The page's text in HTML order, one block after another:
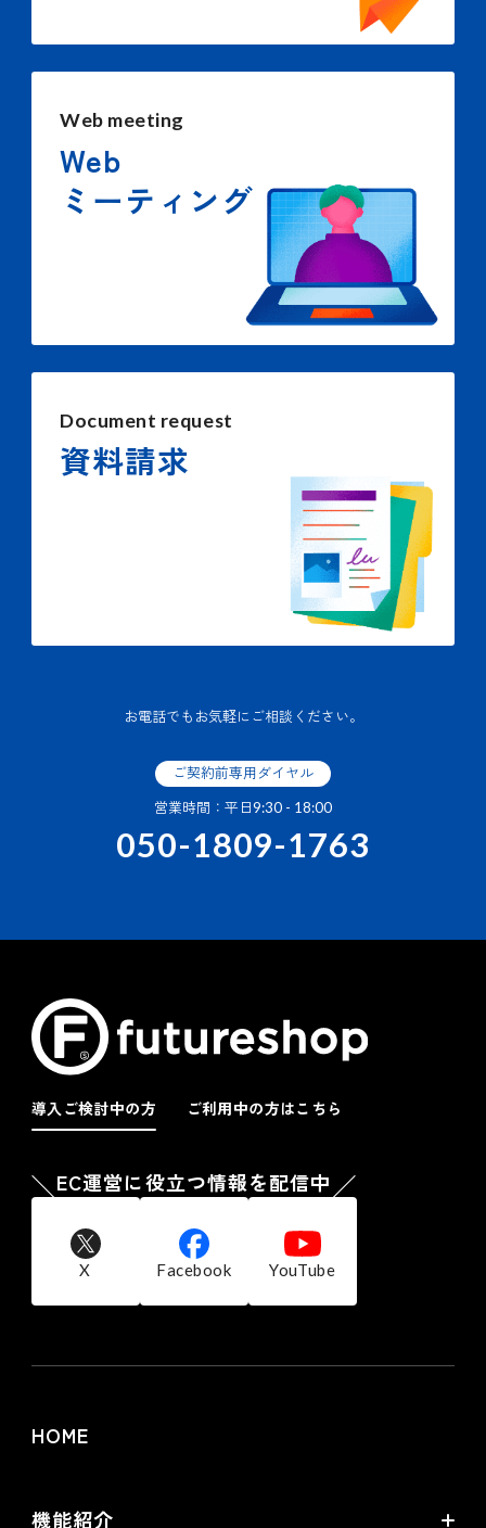
Web meeting
Web
ミーティング
Document request
資料請求
お電話でもお気軽にご相談ください。
ご契約前専用ダイヤル
営業時間：平日9:30 - 18:00
050-1809-1763
導入ご検討中の方 ご利用中の方はこちら
EC運営に役立つ情報を配信中
X Facebook YouTube
HOME
機能紹介